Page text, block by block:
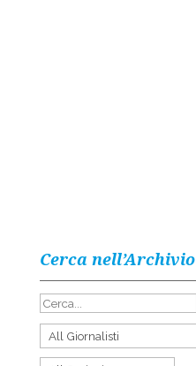
Cerca nell’Archivio